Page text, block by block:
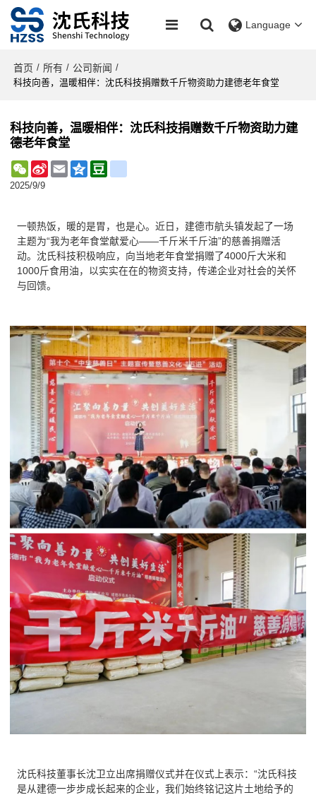
Language
首页 / 所有 / 公司新闻 /
科技向善，温暖相伴：沈氏科技捐赠数千斤物资助力建德老年食堂
科技向善，温暖相伴：沈氏科技捐赠数千斤物资助力建
德老年食堂
WeChat
Sina
Weibo
Email Qzone
2025/9/9
一顿热饭，暖的是胃，也是心。近日，建德市航头镇发起了一场
主题为“我为老年食堂献爱心——千斤米千斤油”的慈善捐赠活
动。沈氏科技积极响应，向当地老年食堂捐赠了4000斤大米和
1000斤食用油，以实实在在的物资支持，传递企业对社会的关怀
与回馈。
沈氏科技董事长沈卫立出席捐赠仪式并在仪式上表示：“沈氏科技
是从建德一步步成长起来的企业，我们始终铭记这片土地给予的